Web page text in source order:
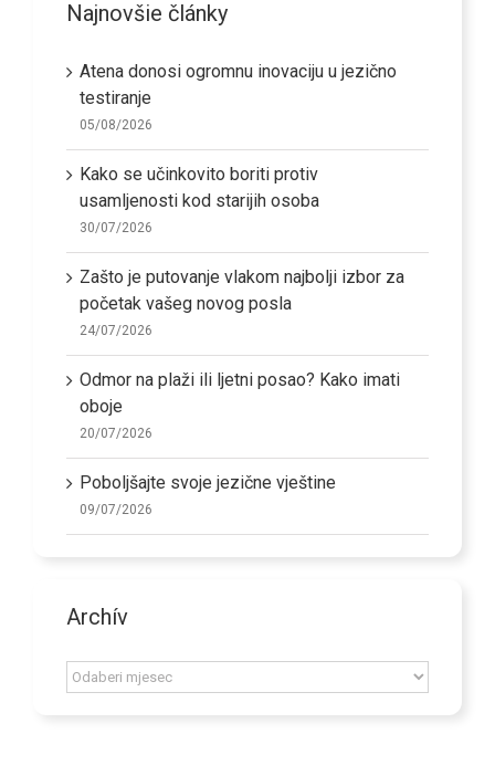
Najnovšie články
Atena donosi ogromnu inovaciju u jezično
testiranje
05/08/2026
Kako se učinkovito boriti protiv
usamljenosti kod starijih osoba
30/07/2026
Zašto je putovanje vlakom najbolji izbor za
početak vašeg novog posla
24/07/2026
Odmor na plaži ili ljetni posao? Kako imati
oboje
20/07/2026
Poboljšajte svoje jezične vještine
09/07/2026
Archív
Archív